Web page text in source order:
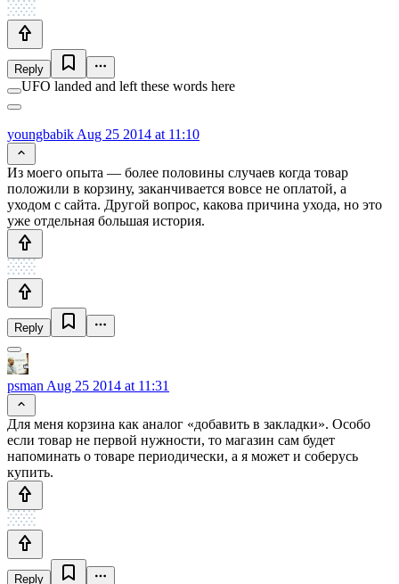
Reply
UFO landed and left these words here
youngbabik Aug 25 2014 at 11:10
Из моего опыта — более половины случаев когда товар
положили в корзину, заканчивается вовсе не оплатой, а
уходом с сайта. Другой вопрос, какова причина ухода, но это
уже отдельная большая история.
Reply
psman Aug 25 2014 at 11:31
Для меня корзина как аналог «добавить в закладки». Особо
если товар не первой нужности, то магазин сам будет
напоминать о товаре периодически, а я может и соберусь
купить.
Reply